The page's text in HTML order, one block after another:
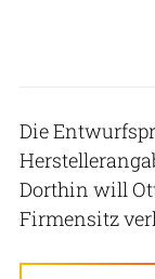
Die
Dorthin will
Firmensitz